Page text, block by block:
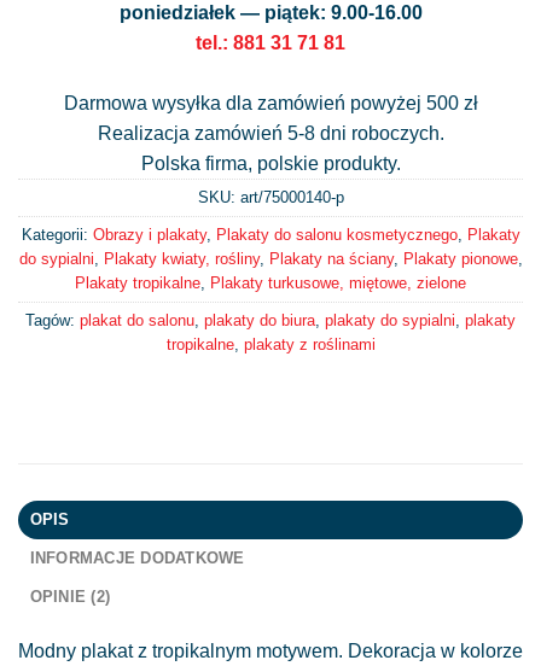
poniedziałek — piątek: 9.00-16.00
tel.: 881 31 71 81
Darmowa wysyłka dla zamówień powyżej 500 zł
Realizacja zamówień 5-8 dni roboczych.
Polska firma, polskie produkty.
SKU: art/75000140-p
Kategorii: Obrazy i plakaty, Plakaty do salonu kosmetycznego,
Plakaty
do sypialni
Plakaty kwiaty, rośliny, Plakaty na ściany, Plakaty pionowe,
Plakaty tropikalne
Plakaty turkusowe, miętowe, zielone
Tagów: plakat do salonu plakaty do biura plakaty do sypialni plakaty
tropikalne, plakaty z roślinami
OPIS
INFORMACJE DODATKOWE
OPINIE (2)
Modny plakat z tropikalnym motywem. Dekoracja w kolorze